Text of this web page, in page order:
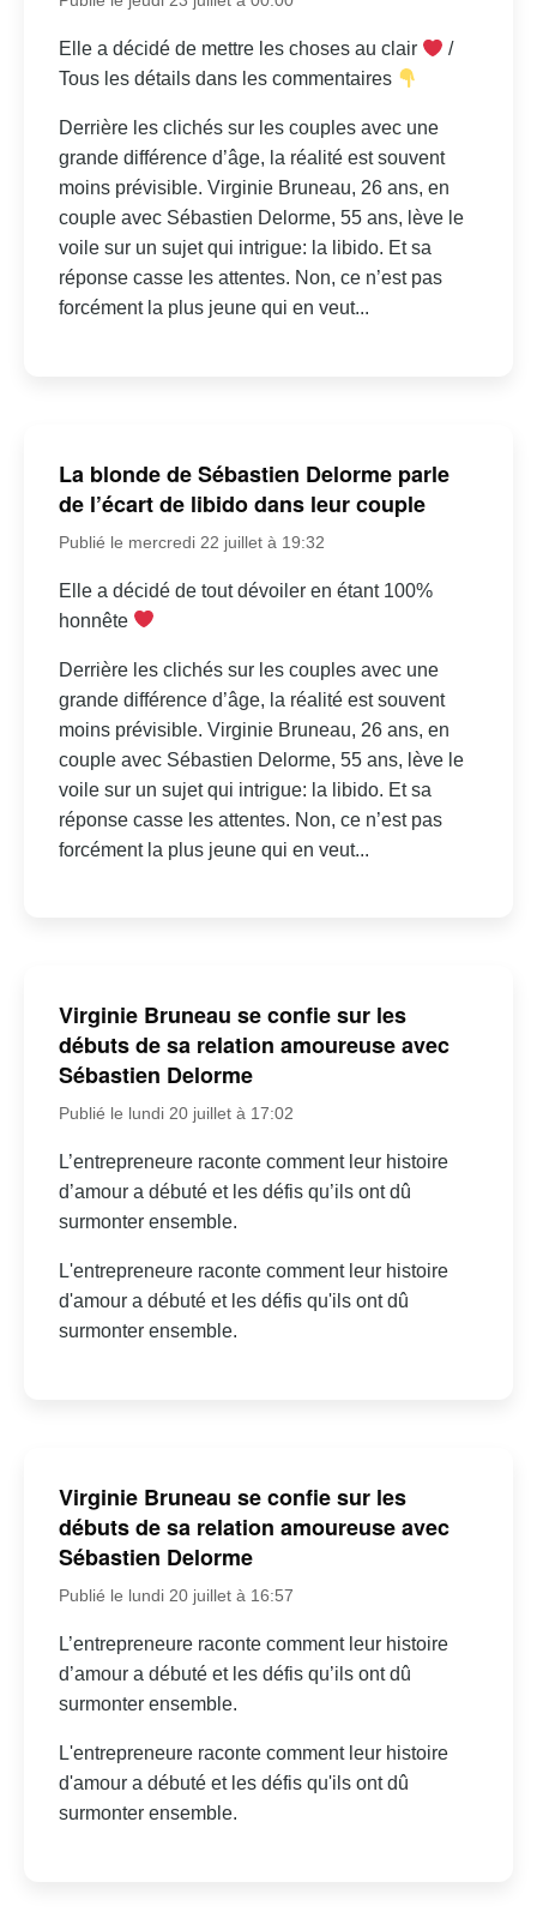
Elle a décidé de mettre les choses au clair
/
Tous les détails dans les commentaires
Derrière les clichés sur les couples avec une
grande différence d’âge, la réalité est souvent
moins prévisible. Virginie Bruneau, 26 ans, en
couple avec Sébastien Delorme, 55 ans, lève le
voile sur un sujet qui intrigue: la libido. Et sa
réponse casse les attentes. Non, ce n’est pas
forcément la plus jeune qui en veut...
La blonde de Sébastien Delorme parle
de l’écart de libido dans leur couple
Publié le mercredi 22 juillet à 19:32
Elle a décidé de tout dévoiler en étant 100%
honnête
Derrière les clichés sur les couples avec une
grande différence d’âge, la réalité est souvent
moins prévisible. Virginie Bruneau, 26 ans, en
couple avec Sébastien Delorme, 55 ans, lève le
voile sur un sujet qui intrigue: la libido. Et sa
réponse casse les attentes. Non, ce n’est pas
forcément la plus jeune qui en veut...
Virginie Bruneau se confie sur les
débuts de sa relation amoureuse avec
Sébastien Delorme
Publié le lundi 20 juillet à 17:02
L’entrepreneure raconte comment leur histoire
d’amour a débuté et les défis qu’ils ont dû
surmonter ensemble.
L'entrepreneure raconte comment leur histoire
d'amour a débuté et les défis qu'ils ont dû
surmonter ensemble.
Virginie Bruneau se confie sur les
débuts de sa relation amoureuse avec
Sébastien Delorme
Publié le lundi 20 juillet à 16:57
L’entrepreneure raconte comment leur histoire
d’amour a débuté et les défis qu’ils ont dû
surmonter ensemble.
L'entrepreneure raconte comment leur histoire
d'amour a débuté et les défis qu'ils ont dû
surmonter ensemble.